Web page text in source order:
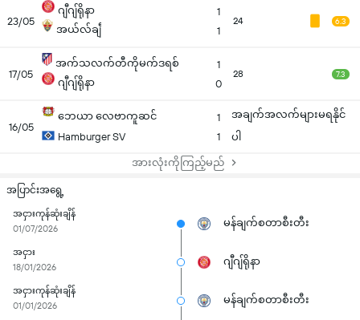
23/05
ဂျီဂျ်ရိုနာ
အယ်လ်ချီ
1
1
24 6.3
17/05
အက်သလက်တီကိုမက်ဒရစ်
ဂျီဂျ်ရိုနာ
1
0
28 7.3
16/05
ဘေယာ လေဗာကူဆင်
Hamburger SV
1
1
အချက်အလက်များမရနိုင်
ပါ
အားလုံးကိုကြည့်မည်
အပြာင်းအရွေ့
အငှားကုန်ဆုံးချိန်
01/07/2026
မန်ချက်စတာစီးတီး
အငှား
18/01/2026
ဂျီဂျ်ရိုနာ
အငှားကုန်ဆုံးချိန်
01/01/2026
မန်ချက်စတာစီးတီး